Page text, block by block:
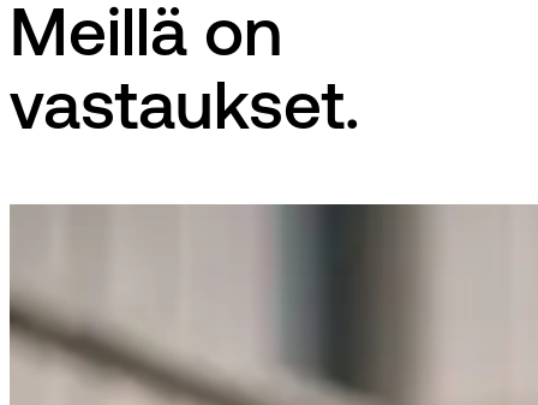
Meillä on
vastaukset.